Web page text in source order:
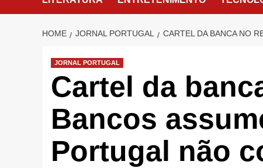
HOME JORNAL PORTUGAL CARTEL DA BANCA NO
JORNAL PORTUGAL
Cartel da
Bancos
Portugal não